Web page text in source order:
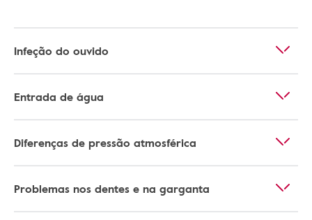
Infeção do ouvido
Entrada de água
Diferenças de pressão atmosférica
Problemas nos dentes e na garganta